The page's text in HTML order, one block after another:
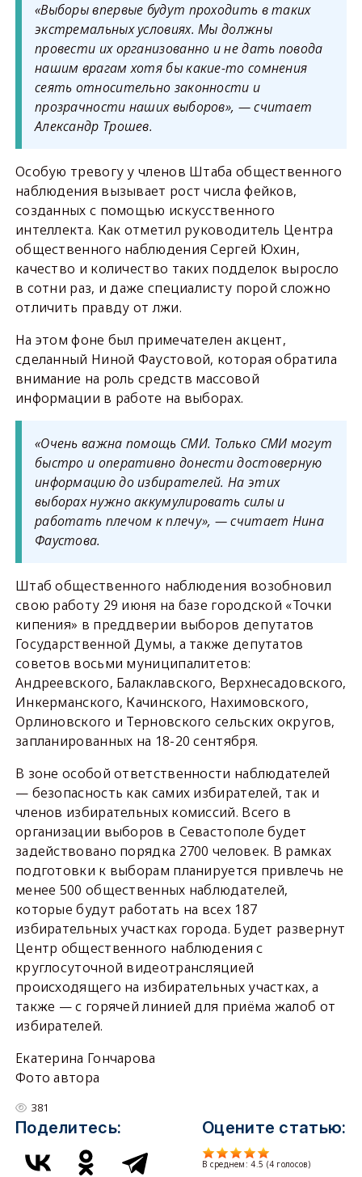
«Выборы впервые будут проходить в таких
экстремальных условиях. Мы должны
провести их организованно и не дать повода
нашим врагам хотя бы какие-то сомнения
сеять относительно законности и
прозрачности наших выборов», — считает
Александр Трошев.
Особую тревогу у членов Штаба общественного
наблюдения вызывает рост числа фейков,
созданных с помощью искусственного
интеллекта. Как отметил руководитель Центра
общественного наблюдения Сергей Юхин,
качество и количество таких подделок выросло
в сотни раз, и даже специалисту порой сложно
отличить правду от лжи.
На этом фоне был примечателен акцент,
сделанный Ниной Фаустовой, которая обратила
внимание на роль средств массовой
информации в работе на выборах.
«Очень важна помощь СМИ. Только СМИ могут
быстро и оперативно донести достоверную
информацию до избирателей. На этих
выборах нужно аккумулировать силы и
работать плечом к плечу», — считает Нина
Фаустова.
Штаб общественного наблюдения возобновил
свою работу 29 июня на базе городской «Точки
кипения» в преддверии выборов депутатов
Государственной Думы, а также депутатов
советов восьми муниципалитетов:
Андреевского, Балаклавского, Верхнесадовского,
Инкерманского, Качинского, Нахимовского,
Орлиновского и Терновского сельских округов,
запланированных на 18-20 сентября.
В зоне особой ответственности наблюдателей
— безопасность как самих избирателей, так и
членов избирательных комиссий. Всего в
организации выборов в Севастополе будет
задействовано порядка 2700 человек. В рамках
подготовки к выборам планируется привлечь не
менее 500 общественных наблюдателей,
которые будут работать на всех 187
избирательных участках города. Будет развернут
Центр общественного наблюдения с
круглосуточной видеотрансляцией
происходящего на избирательных участках, а
также — с горячей линией для приёма жалоб от
избирателей.
Екатерина Гончарова
Фото автора
381
Поделитесь: Оцените статью:
В среднем:4.5 (4 голосов)